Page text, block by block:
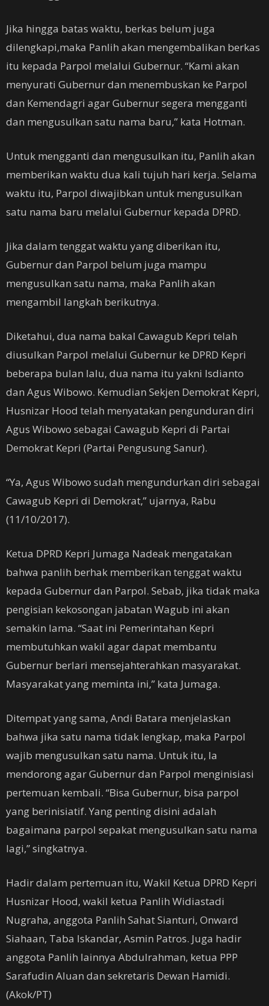
Jika hingga batas waktu, berkas belum juga
dilengkapi,maka Panlih akan mengembalikan berkas
itu kepada Parpol melalui Gubernur. “Kami akan
menyurati Gubernur dan menembuskan ke Parpol
dan Kemendagri agar Gubernur segera mengganti
dan mengusulkan satu nama baru,” kata Hotman.
Untuk mengganti dan mengusulkan itu, Panlih akan
memberikan waktu dua kali tujuh hari kerja. Selama
waktu itu, Parpol diwajibkan untuk mengusulkan
satu nama baru melalui Gubernur kepada DPRD.
Jika dalam tenggat waktu yang diberikan itu,
Gubernur dan Parpol belum juga mampu
mengusulkan satu nama, maka Panlih akan
mengambil langkah berikutnya.
Diketahui, dua nama bakal Cawagub Kepri telah
diusulkan Parpol melalui Gubernur ke DPRD Kepri
beberapa bulan lalu, dua nama itu yakni Isdianto
dan Agus Wibowo. Kemudian Sekjen Demokrat Kepri,
Husnizar Hood telah menyatakan pengunduran diri
Agus Wibowo sebagai Cawagub Kepri di Partai
Demokrat Kepri (Partai Pengusung Sanur).
“Ya, Agus Wibowo sudah mengundurkan diri sebagai
Cawagub Kepri di Demokrat,” ujarnya, Rabu
(11/10/2017).
Ketua DPRD Kepri Jumaga Nadeak mengatakan
bahwa panlih berhak memberikan tenggat waktu
kepada Gubernur dan Parpol. Sebab, jika tidak maka
pengisian kekosongan jabatan Wagub ini akan
semakin lama. “Saat ini Pemerintahan Kepri
membutuhkan wakil agar dapat membantu
Gubernur berlari mensejahterahkan masyarakat.
Masyarakat yang meminta ini,” kata Jumaga.
Ditempat yang sama, Andi Batara menjelaskan
bahwa jika satu nama tidak lengkap, maka Parpol
wajib mengusulkan satu nama. Untuk itu, Ia
mendorong agar Gubernur dan Parpol menginisiasi
pertemuan kembali. “Bisa Gubernur, bisa parpol
yang berinisiatif. Yang penting disini adalah
bagaimana parpol sepakat mengusulkan satu nama
lagi,” singkatnya.
Hadir dalam pertemuan itu, Wakil Ketua DPRD Kepri
Husnizar Hood, wakil ketua Panlih Widiastadi
Nugraha, anggota Panlih Sahat Sianturi, Onward
Siahaan, Taba Iskandar, Asmin Patros. Juga hadir
anggota Panlih lainnya Abdulrahman, ketua PPP
Sarafudin Aluan dan sekretaris Dewan Hamidi.
(Akok/PT)